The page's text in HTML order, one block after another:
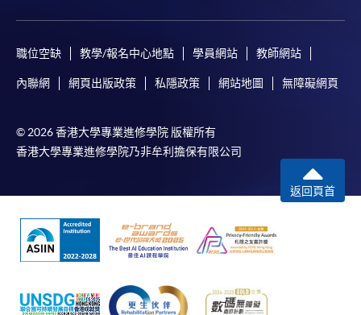
職位空缺 教學/報名中心地點 學員網站 教師網站
內聯網 網頁出版政策 私隱政策 網站地圖 無障礙網頁
© 2026 香港大學專業進修學院 版權所有
香港大學專業進修學院乃非牟利擔保有限公司
返回頁首